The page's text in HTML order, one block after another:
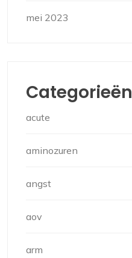
mei 2023
Categorieën
acute
aminozuren
angst
aov
arm